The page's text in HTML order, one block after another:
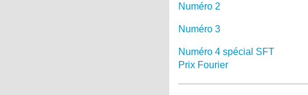
Numéro 2
Numéro 3
Numéro 4 spécial SFT
Prix Fourier